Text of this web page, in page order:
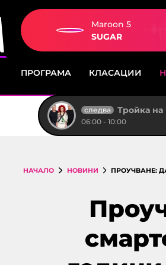
Maroon 5
SUGAR
ПРОГРАМА КЛАСАЦИИ
следва Тройка на
06:00 - 10:00
НАЧАЛО НОВИНИ ПРОУЧВАНЕ: